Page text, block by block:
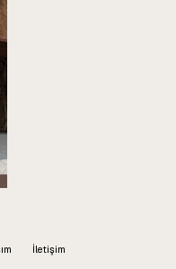
İletişim